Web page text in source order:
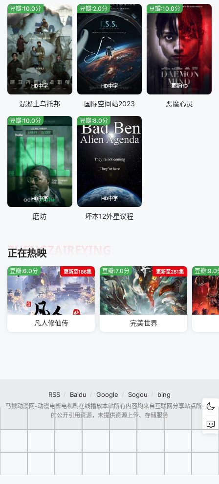
HD中字
豆瓣:10.0分
混凝土乌托邦
HD中字
豆瓣:2.0分
国际空间站2023
更新HD
豆瓣:10.0分
恶魔心灵
HD中字
豆瓣:10.0分
磨坊
HD中字
豆瓣:8.0分
坏本12外星议程
正在热映
ZHENGZAIREYING
更新至186集
豆瓣:6.0分
凡人修仙传
更新至281集
豆瓣:7.0分
完美世界
豆瓣:9.0
RSS Baidu Google Sogou bing
马猴动漫网-动漫电影电视剧在线播放本站所有内容均来自互联网分享站点所提供
的公开引用资源，未提供资源上传、存储服务